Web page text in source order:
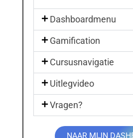
Dashboardmenu
Gamification
Cursusnavigatie
Uitlegvideo
Vragen?
NAAR MIJN